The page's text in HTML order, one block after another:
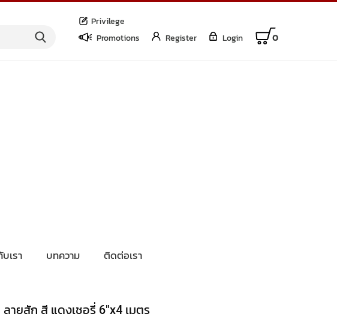
Promotions
Privilege
Login
Register 0
เรา ติดต่อเรา
บทความ
ลายสัก สี แดงเชอรี่ 6"x4 เมตร